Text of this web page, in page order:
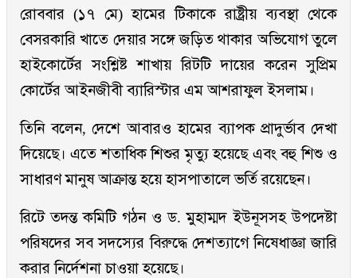
রোববার (১৭ মে) হামের টিকাকে রাষ্ট্রীয় ব্যবস্থা থেকে
বেসরকারি খাতে দেয়ার সঙ্গে জড়িত থাকার অভিযোগ তুলে
হাইকোর্টের সংশ্লিষ্ট শাখায় রিটটি দায়ের করেন সুপ্রিম
কোর্টের আইনজীবী ব্যারিস্টার এম আশরাফুল ইসলাম।
তিনি বলেন, দেশে আবারও হামের ব্যাপক প্রাদুর্ভাব দেখা
দিয়েছে। এতে শতাধিক শিশুর মৃত্যু হয়েছে এবং বহু শিশু ও
সাধারণ মানুষ আক্রান্ত হয়ে হাসপাতালে ভর্তি রয়েছেন।
রিটে তদন্ত কমিটি গঠন ও ড. মুহাম্মদ ইউনূসসহ উপদেষ্টা
পরিষদের সব সদস্যের বিরুদ্ধে দেশত্যাগে নিষেধাজ্ঞা জারি
করার নির্দেশনা চাওয়া হয়েছে।